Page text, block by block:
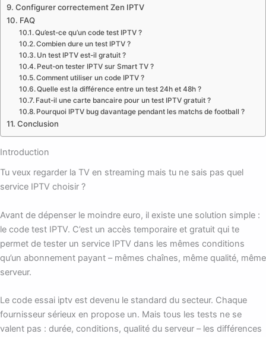
Configurer correctement Zen IPTV
FAQ
Qu’est-ce qu’un code test IPTV ?
Combien dure un test IPTV ?
Un test IPTV est-il gratuit ?
Peut-on tester IPTV sur Smart TV ?
Comment utiliser un code IPTV ?
Quelle est la différence entre un test 24h et 48h ?
Faut-il une carte bancaire pour un test IPTV gratuit ?
Pourquoi IPTV bug davantage pendant les matchs de football ?
Conclusion
Introduction
Tu veux regarder la TV en streaming mais tu ne sais pas quel
service IPTV choisir ?
Avant de dépenser le moindre euro, il existe une solution simple :
le code test IPTV. C’est un accès temporaire et gratuit qui te
permet de tester un service IPTV dans les mêmes conditions
qu’un abonnement payant – mêmes chaînes, même qualité, même
serveur.
Le code essai iptv est devenu le standard du secteur. Chaque
fournisseur sérieux en propose un. Mais tous les tests ne se
valent pas : durée, conditions, qualité du serveur – les différences